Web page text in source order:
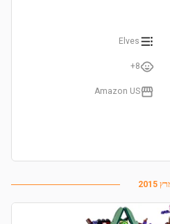
Elves
8+
Amazon US
2015